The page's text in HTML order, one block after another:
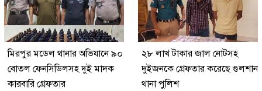
মিরপুর মডেল থানার অভিযানে ৯০
বোতল ফেনসিডিলসহ দুই মাদক
কারবারি গ্রেফতার
২৮ লাখ টাকার জাল নোটসহ
দুইজনকে গ্রেফতার করেছে গুলশান
থানা পুলিশ